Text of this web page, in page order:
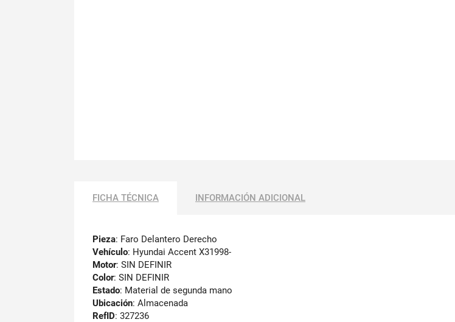
FICHA TÉCNICA INFORMACIÓN ADICIONAL
Pieza: Faro Delantero Derecho
Vehículo: Hyundai Accent X31998-
Motor: SIN DEFINIR
Color: SIN DEFINIR
Estado: Material de segunda mano
Ubicación: Almacenada
RefID: 327236